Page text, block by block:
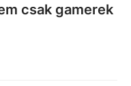
csak gamerek